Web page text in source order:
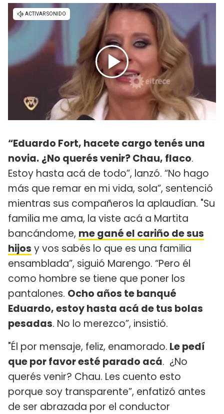
“Eduardo Fort, hacete cargo tenés una
novia. ¿No querés venir? Chau, flaco.
Estoy hasta acá de todo”, lanzó. “No hago
más que remar en mi vida, sola”, sentenció
mientras sus compañeros la aplaudían. "Su
familia me ama, la viste acá a Martita
bancándome, me gané el cariño de sus
hijos y vos sabés lo que es una familia
ensamblada”, siguió Marengo. “Pero él
como hombre se tiene que poner los
pantalones. Ocho años te banqué
Eduardo, estoy hasta acá de tus bolas
pesadas. No lo merezco”, insistió.
"Él por mensaje, feliz, enamorado. Le pedí
que por favor esté parado acá. ¿No
querés venir? Chau. Les cuento esto
porque soy transparente”, enfatizó antes
de ser abrazada por el conductor